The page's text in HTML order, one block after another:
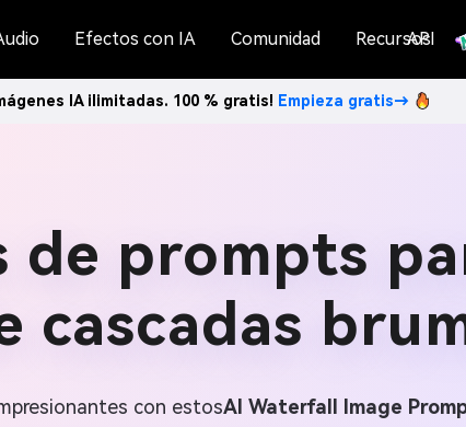
Efectos con IA Comunidad Recursos
API
IA ilimitadas. 100 % gratis! Empieza gratis→
de prompts
cascadas
con estosAI Waterfall Image